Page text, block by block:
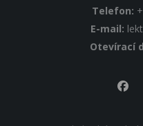
Telefon:
E-mail:
Otevírací